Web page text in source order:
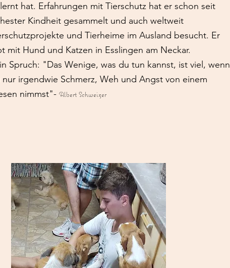
hat. Erfahrungen mit Tierschutz hat er schon seit
Kindheit gesammelt und auch weltweit
und Tierheime im Ausland besucht. Er
mit Hund und Katzen in Esslingen am Neckar.
Spruch: "Das Wenige, was du tun kannst, ist viel, wenn
nur irgendwie Schmerz, Weh und Angst von einem
nimmst"- Albert Schweizer